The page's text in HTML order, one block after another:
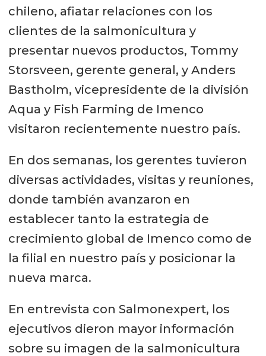
chileno, afiatar relaciones con los
clientes de la salmonicultura y
presentar nuevos productos, Tommy
Storsveen, gerente general, y Anders
Bastholm, vicepresidente de la división
Aqua y Fish Farming de Imenco
visitaron recientemente nuestro país.
En dos semanas, los gerentes tuvieron
diversas actividades, visitas y reuniones,
donde también avanzaron en
establecer tanto la estrategia de
crecimiento global de Imenco como de
la filial en nuestro país y posicionar la
nueva marca.
En entrevista con Salmonexpert, los
ejecutivos dieron mayor información
sobre su imagen de la salmonicultura